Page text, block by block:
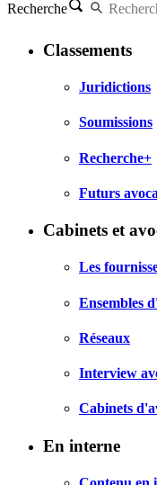
Recherche
Classements
Juridictions
Soumissions
Recherche+
Futurs
Cabinets et
Les
Ensembles
Réseaux
Interview
Cabinets
En interne